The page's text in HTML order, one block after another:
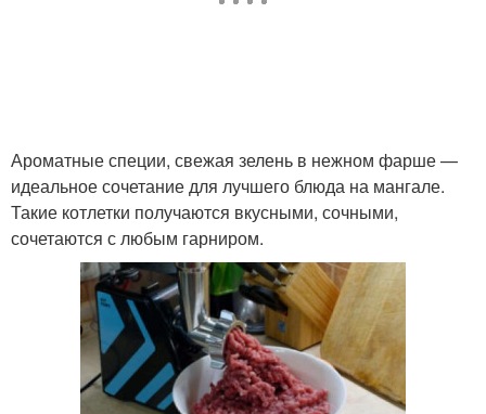
Люля-кебаб с
подливкой
Люля-кебаб с грибами
Люля-кебаб на
шампурах
Ароматные специи, свежая зелень в нежном фарше —
идеальное сочетание для лучшего блюда на мангале.
Такие котлетки получаются вкусными, сочными,
сочетаются с любым гарниром.